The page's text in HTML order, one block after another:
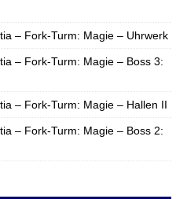
– Fork-Turm: Magie – Uhrwerk
– Fork-Turm: Magie – Boss 3:
– Fork-Turm: Magie – Hallen II
– Fork-Turm: Magie – Boss 2: